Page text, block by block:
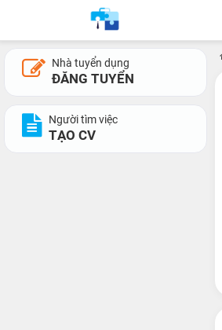
Nhà tuyển dụng
ĐĂNG TUYỂN
Người tìm việc
TẠO CV